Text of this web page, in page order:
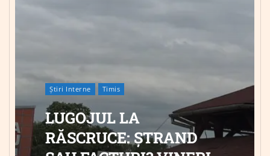
Știri Interne Timis
LUGOJUL LA
RĂSCRUCE: ȘTRAND